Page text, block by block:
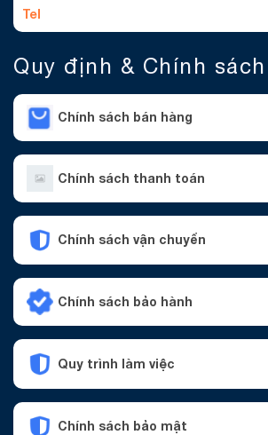
Tel
Quy định & Chính sách
Chính sách bán hàng
Chính sách thanh toán
Chính sách vận chuyển
Chính sách bảo hành
Quy trình làm việc
Chính sách bảo mật